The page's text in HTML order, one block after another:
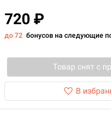
720 ₽
до 72 бонусов на следующие
Товар снят с
В